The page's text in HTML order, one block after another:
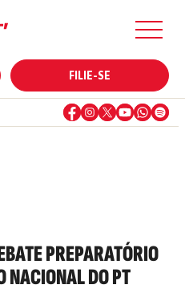
FILIE-SE
PREPARATÓRIO
NACIONAL DO PT